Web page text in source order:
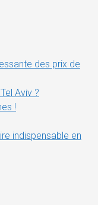
des prix de
Aviv ?
!
indispensable en